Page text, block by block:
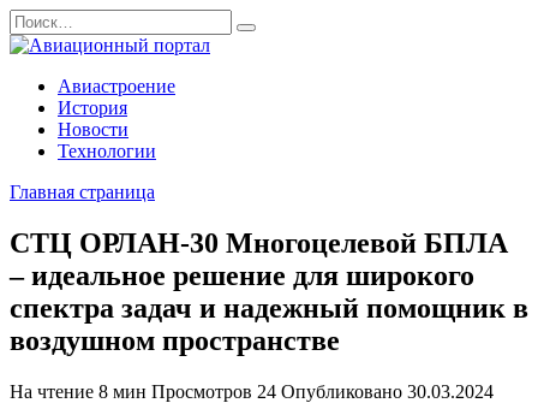
Перейти
к
содержанию
Search
for:
Авиастроение
История
Новости
Технологии
Главная страница
СТЦ ОРЛАН-30 Многоцелевой БПЛА
– идеальное решение для широкого
спектра задач и надежный помощник в
воздушном пространстве
На чтение 8 мин Просмотров 24 Опубликовано 30.03.2024